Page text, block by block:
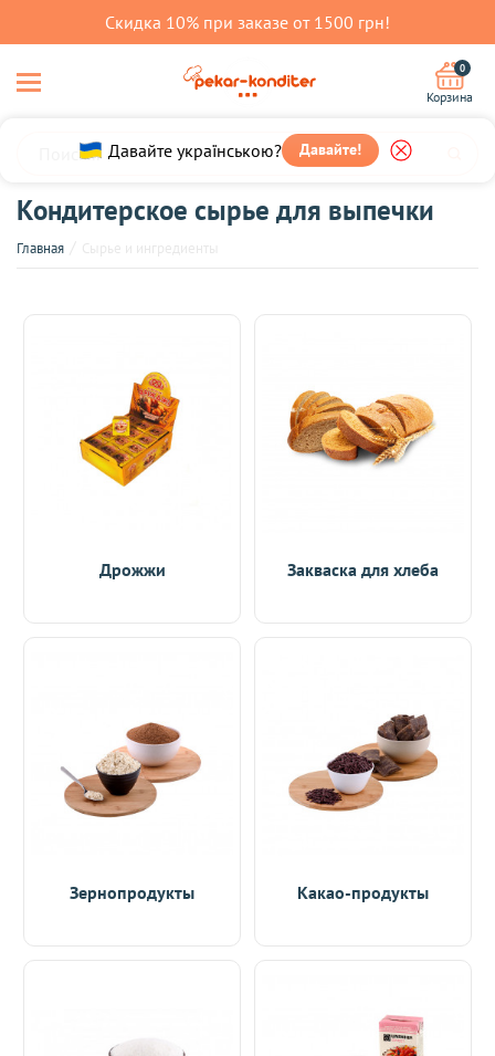
Скидка 10% при заказе от 1500 грн!
Давайте українською? Давайте!
0
Корзина
Кондитерское сырье для выпечки
Главная
Дрожжи Закваска для хлеба
Зернопродукты Какао-продукты